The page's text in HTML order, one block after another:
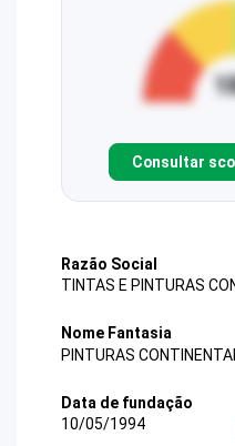
Consultar
Razão Social
TINTAS E PINTURAS
Nome Fantasia
PINTURAS
Data de fundação
10/05/1994